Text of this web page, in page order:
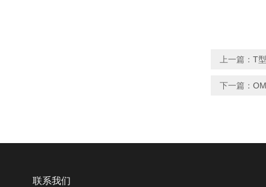
上一篇： T
下一篇：
联系我们